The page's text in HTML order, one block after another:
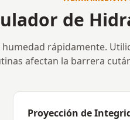
de
humedad rápidamente.
afectan la barrera
Proyección de